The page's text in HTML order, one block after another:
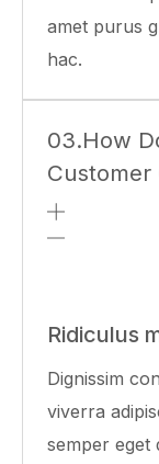
amet purus
hac.
03.How
Customer
Ridiculus
Dignissim
viverra
semper eget